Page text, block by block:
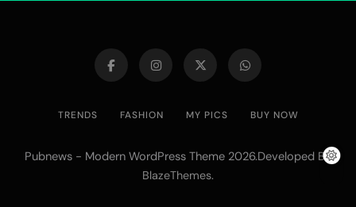
TRENDS FASHION MY PICS BUY NOW
Pubnews - Modern WordPress Theme 2026.Developed By
BlazeThemes.